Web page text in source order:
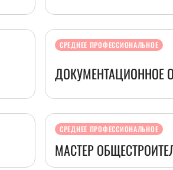
СРЕДНЕЕ ПРОФЕССИОНАЛЬНОЕ
ДОКУМЕНТАЦИОННОЕ
СРЕДНЕЕ ПРОФЕССИОНАЛЬНОЕ
МАСТЕР